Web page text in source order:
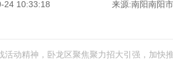
24 10:33:18 来源:南阳南阳
动精神，卧龙区聚焦聚力招大引强，加快